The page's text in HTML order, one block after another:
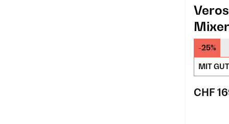
-25%
MIT
CHF